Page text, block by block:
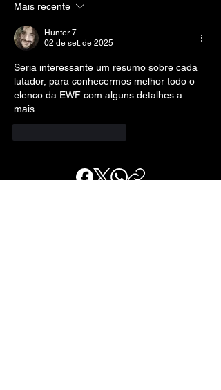
Mais recente
Hunter 7
02 de set. de 2025
Seria interessante um resumo sobre cada
lutador, para conhecermos melhor todo o
elenco da EWF com alguns detalhes a
mais.